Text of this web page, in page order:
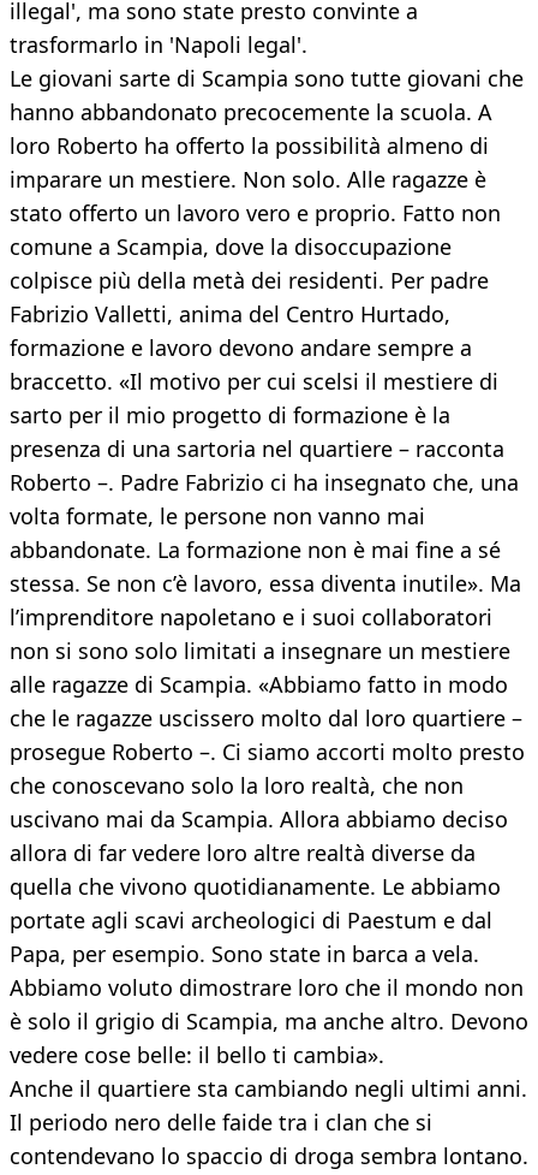
illegal', ma sono state presto convinte a
trasformarlo in 'Napoli legal'.
Le giovani sarte di Scampia sono tutte giovani che
hanno abbandonato precocemente la scuola. A
loro Roberto ha offerto la possibilità almeno di
imparare un mestiere. Non solo. Alle ragazze è
stato offerto un lavoro vero e proprio. Fatto non
comune a Scampia, dove la disoccupazione
colpisce più della metà dei residenti. Per padre
Fabrizio Valletti, anima del Centro Hurtado,
formazione e lavoro devono andare sempre a
braccetto. «Il motivo per cui scelsi il mestiere di
sarto per il mio progetto di formazione è la
presenza di una sartoria nel quartiere – racconta
Roberto –. Padre Fabrizio ci ha insegnato che, una
volta formate, le persone non vanno mai
abbandonate. La formazione non è mai fine a sé
stessa. Se non c’è lavoro, essa diventa inutile». Ma
l’imprenditore napoletano e i suoi collaboratori
non si sono solo limitati a insegnare un mestiere
alle ragazze di Scampia. «Abbiamo fatto in modo
che le ragazze uscissero molto dal loro quartiere –
prosegue Roberto –. Ci siamo accorti molto presto
che conoscevano solo la loro realtà, che non
uscivano mai da Scampia. Allora abbiamo deciso
allora di far vedere loro altre realtà diverse da
quella che vivono quotidianamente. Le abbiamo
portate agli scavi archeologici di Paestum e dal
Papa, per esempio. Sono state in barca a vela.
Abbiamo voluto dimostrare loro che il mondo non
è solo il grigio di Scampia, ma anche altro. Devono
vedere cose belle: il bello ti cambia».
Anche il quartiere sta cambiando negli ultimi anni.
Il periodo nero delle faide tra i clan che si
contendevano lo spaccio di droga sembra lontano.